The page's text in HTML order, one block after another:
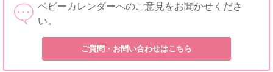
ベビーカレンダーへのご意見をお聞かせくださ
い。
ご質問・お問い合わせはこちら